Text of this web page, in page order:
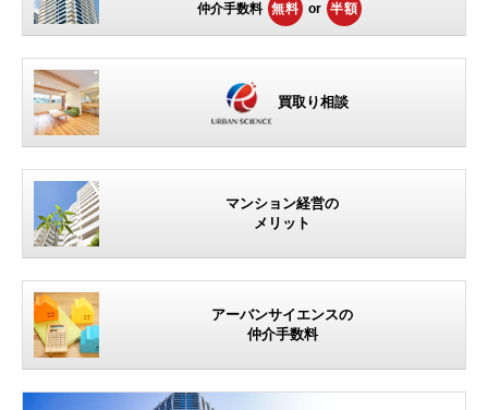
仲介手数料 無料 or 半額
買取り相談
マンション経営の
メリット
アーバンサイエンスの
仲介手数料